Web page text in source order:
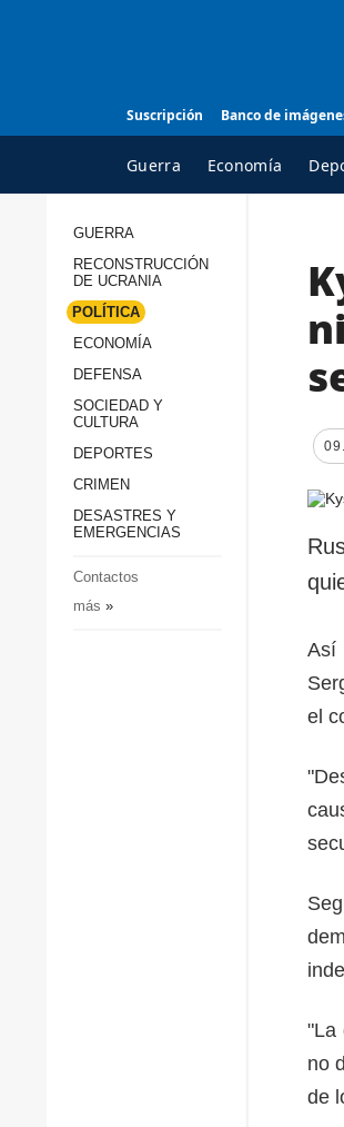
Suscripción Banco de
Guerra Economía
TODAS LAS
Reconstrucción de
Sociedad y Cultura
Desastres y
GUERRA
RECONSTRUCCIÓN
DE UCRANIA
POLÍTICA
ECONOMÍA
DEFENSA
SOCIEDAD Y
CULTURA
DEPORTES
CRIMEN
DESASTRES Y
EMERGENCIAS
Contactos
más »
Así
el
"La
no
de